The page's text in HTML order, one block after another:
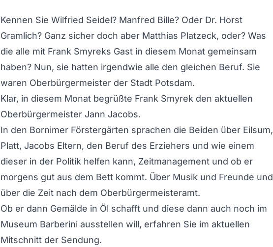
Kennen Sie Wilfried Seidel? Manfred Bille? Oder Dr. Horst
Gramlich? Ganz sicher doch aber Matthias Platzeck, oder? Was
die alle mit Frank Smyreks Gast in diesem Monat gemeinsam
haben? Nun, sie hatten irgendwie alle den gleichen Beruf. Sie
waren Oberbürgermeister der Stadt Potsdam.
Klar, in diesem Monat begrüßte Frank Smyrek den aktuellen
Oberbürgermeister Jann Jacobs.
In den Bornimer Förstergärten sprachen die Beiden über Eilsum,
Platt, Jacobs Eltern, den Beruf des Erziehers und wie einem
dieser in der Politik helfen kann, Zeitmanagement und ob er
morgens gut aus dem Bett kommt. Über Musik und Freunde und
über die Zeit nach dem Oberbürgermeisteramt.
Ob er dann Gemälde in Öl schafft und diese dann auch noch im
Museum Barberini ausstellen will, erfahren Sie im aktuellen
Mitschnitt der Sendung.